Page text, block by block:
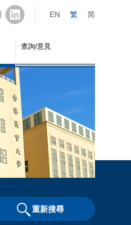
EN 繁 简
查詢/意見
重新搜尋